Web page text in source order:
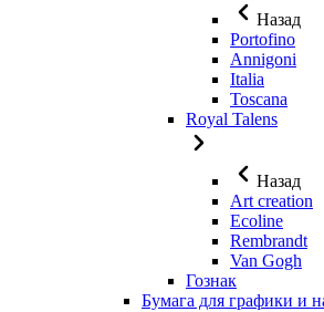
Назад
Portofino
Annigoni
Italia
Toscana
Royal Talens
Назад
Art creation
Ecoline
Rembrandt
Van Gogh
Гознак
Бумага для графики и